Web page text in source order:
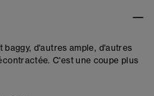
d'autres ample, d'autres
C'est une coupe plus